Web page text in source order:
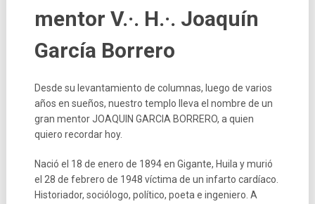
mentor V.·. H.·. Joaquín
García Borrero
Desde su levantamiento de columnas, luego de varios
años en sueños, nuestro templo lleva el nombre de un
gran mentor JOAQUIN GARCIA BORRERO, a quien
quiero recordar hoy.
Nació el 18 de enero de 1894 en Gigante, Huila y murió
el 28 de febrero de 1948 víctima de un infarto cardíaco.
Historiador, sociólogo, político, poeta e ingeniero. A